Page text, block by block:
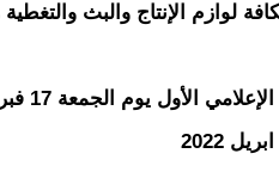
لوازم الإنتاج والبث